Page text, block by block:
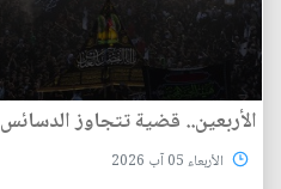
الأربعين.. قضية تتجاوز الدسائس
الأربعاء 05 آب 2026